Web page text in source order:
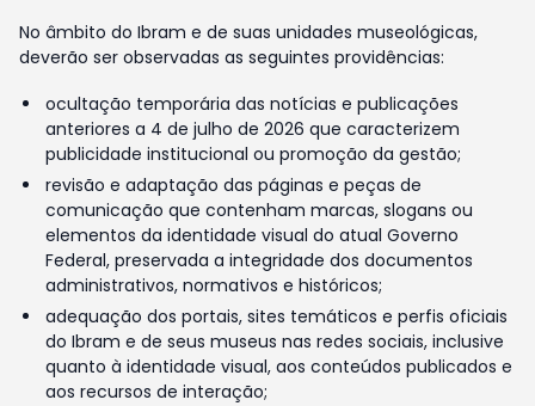
No âmbito do Ibram e de suas unidades museológicas,
deverão ser observadas as seguintes providências:
ocultação temporária das notícias e publicações
anteriores a 4 de julho de 2026 que caracterizem
publicidade institucional ou promoção da gestão;
revisão e adaptação das páginas e peças de
comunicação que contenham marcas, slogans ou
elementos da identidade visual do atual Governo
Federal, preservada a integridade dos documentos
administrativos, normativos e históricos;
adequação dos portais, sites temáticos e perfis oficiais
do Ibram e de seus museus nas redes sociais, inclusive
quanto à identidade visual, aos conteúdos publicados e
aos recursos de interação;